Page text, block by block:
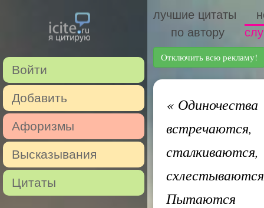
Войти
Добавить
Афоризмы
Высказывания
Цитаты
лучшие цитаты
по автору
Отключить всю рекламу!
«Одиночества
встречаются,
сталкиваются,
Пытаются